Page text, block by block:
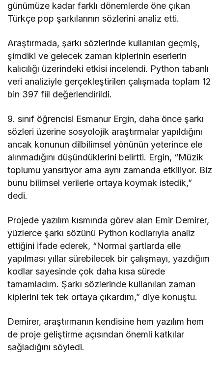
günümüze kadar farklı dönemlerde öne çıkan
Türkçe pop şarkılarının sözlerini analiz etti.
Araştırmada, şarkı sözlerinde kullanılan geçmiş,
şimdiki ve gelecek zaman kiplerinin eserlerin
kalıcılığı üzerindeki etkisi incelendi. Python tabanlı
veri analiziyle gerçekleştirilen çalışmada toplam 12
bin 397 fiil değerlendirildi.
9. sınıf öğrencisi Esmanur Ergin, daha önce şarkı
sözleri üzerine sosyolojik araştırmalar yapıldığını
ancak konunun dilbilimsel yönünün yeterince ele
alınmadığını düşündüklerini belirtti. Ergin, “Müzik
toplumu yansıtıyor ama aynı zamanda etkiliyor. Biz
bunu bilimsel verilerle ortaya koymak istedik,”
dedi.
Projede yazılım kısmında görev alan Emir Demirer,
yüzlerce şarkı sözünü Python kodlarıyla analiz
ettiğini ifade ederek, “Normal şartlarda elle
yapılması yıllar sürebilecek bir çalışmayı, yazdığım
kodlar sayesinde çok daha kısa sürede
tamamladım. Şarkı sözlerinde kullanılan zaman
kiplerini tek tek ortaya çıkardım,” diye konuştu.
Demirer, araştırmanın kendisine hem yazılım hem
de proje geliştirme açısından önemli katkılar
sağladığını söyledi.